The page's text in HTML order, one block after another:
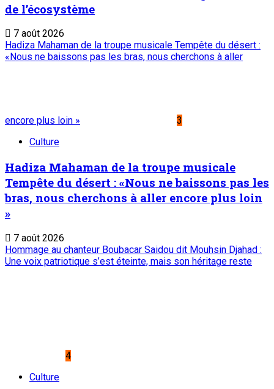
de l’écosystème
7 août 2026
Hadiza Mahaman de la troupe musicale Tempête du désert :
«Nous ne baissons pas les bras, nous cherchons à aller
encore plus loin »
3
Culture
Hadiza Mahaman de la troupe musicale
Tempête du désert : «Nous ne baissons pas les
bras, nous cherchons à aller encore plus loin
»
7 août 2026
Hommage au chanteur Boubacar Saidou dit Mouhsin Djahad :
Une voix patriotique s’est éteinte, mais son héritage reste
4
Culture